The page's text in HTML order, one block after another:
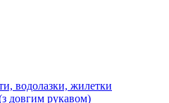
водолазки, жилетки
довгим рукавом)